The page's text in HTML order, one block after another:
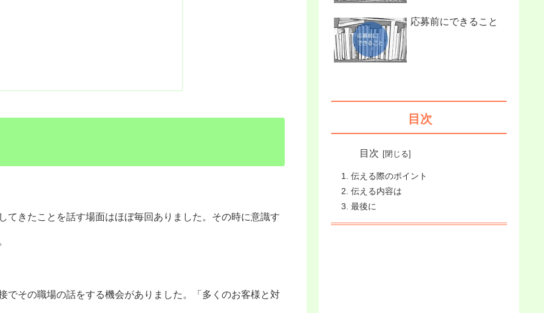
てきたことを話す場面はほぼ毎回ありました。その時に意識す
でその職場の話をする機会がありました。「多くのお客様と対
応募前にできること
目次
目次
伝える際のポイント
伝える内容は
最後に